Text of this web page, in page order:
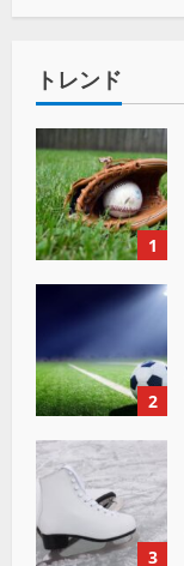
トレンド
1
2
3